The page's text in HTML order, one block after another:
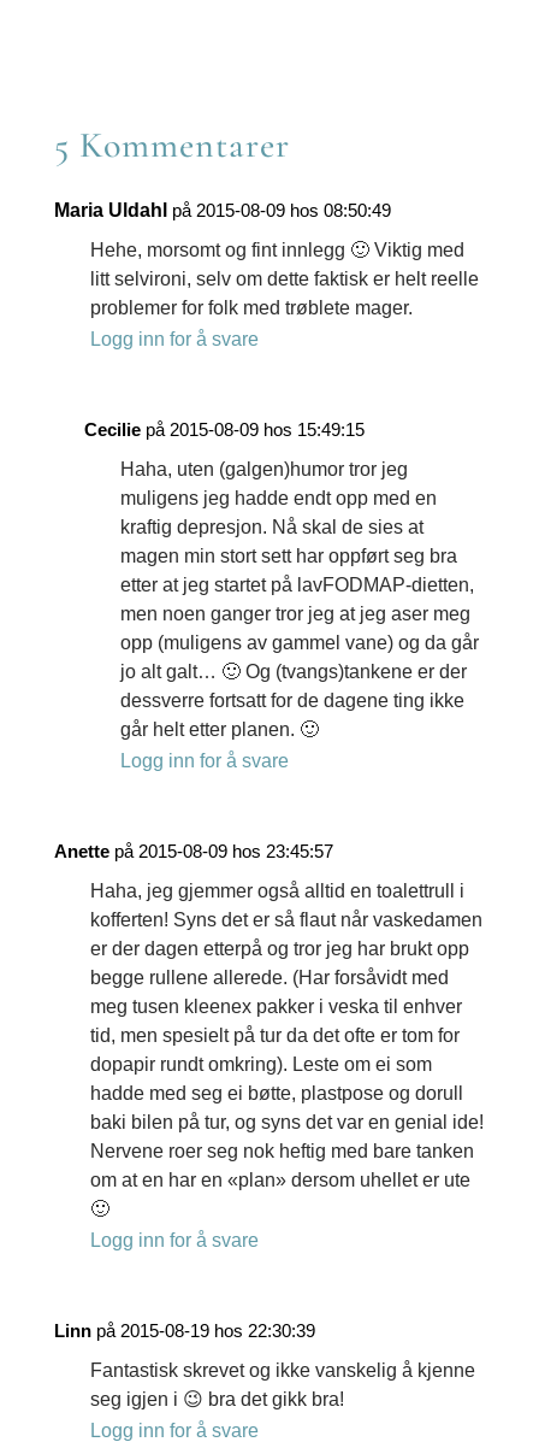
5 Kommentarer
Maria Uldahl på 2015-08-09 hos 08:50:49
Hehe, morsomt og fint innlegg 🙂 Viktig med
litt selvironi, selv om dette faktisk er helt reelle
problemer for folk med trøblete mager.
Logg inn for å svare
Cecilie på 2015-08-09 hos 15:49:15
Haha, uten (galgen)humor tror jeg
muligens jeg hadde endt opp med en
kraftig depresjon. Nå skal de sies at
magen min stort sett har oppført seg bra
etter at jeg startet på lavFODMAP-dietten,
men noen ganger tror jeg at jeg aser meg
opp (muligens av gammel vane) og da går
jo alt galt… 🙂 Og (tvangs)tankene er der
dessverre fortsatt for de dagene ting ikke
går helt etter planen. 🙂
Logg inn for å svare
Anette på 2015-08-09 hos 23:45:57
Haha, jeg gjemmer også alltid en toalettrull i
kofferten! Syns det er så flaut når vaskedamen
er der dagen etterpå og tror jeg har brukt opp
begge rullene allerede. (Har forsåvidt med
meg tusen kleenex pakker i veska til enhver
tid, men spesielt på tur da det ofte er tom for
dopapir rundt omkring). Leste om ei som
hadde med seg ei bøtte, plastpose og dorull
baki bilen på tur, og syns det var en genial ide!
Nervene roer seg nok heftig med bare tanken
om at en har en «plan» dersom uhellet er ute
🙂
Logg inn for å svare
Linn på 2015-08-19 hos 22:30:39
Fantastisk skrevet og ikke vanskelig å kjenne
seg igjen i 😉 bra det gikk bra!
Logg inn for å svare